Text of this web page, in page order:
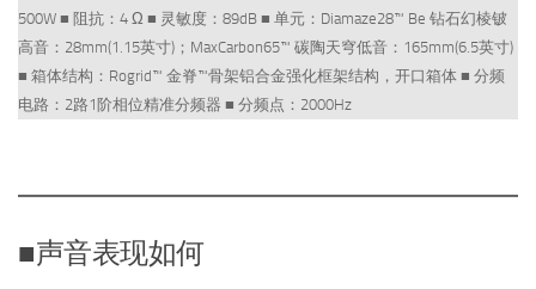
500W ■ 阻抗：4 Ω ■ 灵敏度：89dB ■ 单元：Diamaze28™ Be 钻石幻棱铍
高音：28mm(1.15英寸)；MaxCarbon65™ 碳陶天穹低音：165mm(6.5英寸)
■ 箱体结构：Rogrid™ 金脊™骨架铝合金强化框架结构，开口箱体 ■ 分频
电路：2路1阶相位精准分频器 ■ 分频点：2000Hz
■声音表现如何